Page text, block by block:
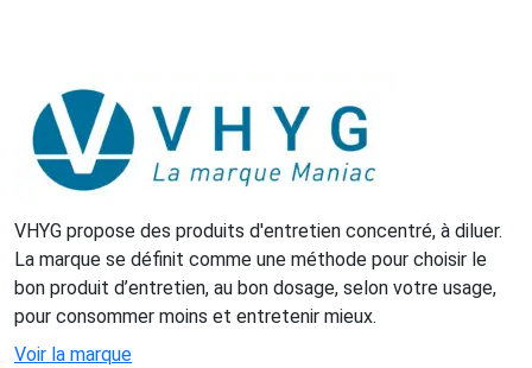
VHYG propose des produits d'entretien concentré, à diluer.
La marque se définit comme une méthode pour choisir le
bon produit d’entretien, au bon dosage, selon votre usage,
pour consommer moins et entretenir mieux.
Voir la marque